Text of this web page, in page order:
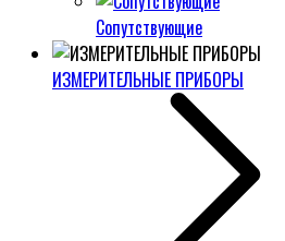
Сопутствующие
ИЗМЕРИТЕЛЬНЫЕ ПРИБОРЫ